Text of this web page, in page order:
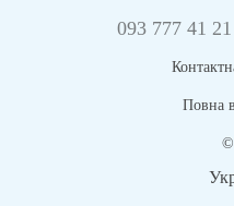
093 777 41 21
Повна
©